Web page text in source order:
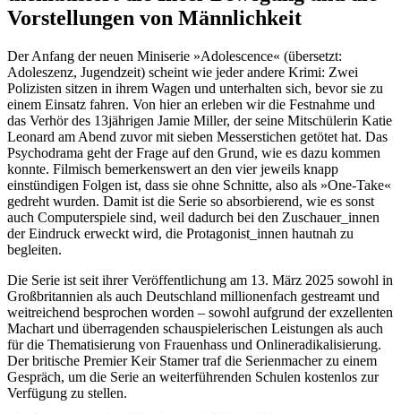
Vorstellungen von Männlichkeit
Der Anfang der neuen Miniserie »Adolescence« (übersetzt:
Adoleszenz, Jugendzeit) scheint wie jeder andere Krimi: Zwei
Polizisten sitzen in ihrem Wagen und unterhalten sich, bevor sie zu
einem Einsatz fahren. Von hier an erleben wir die Festnahme und
das Verhör des 13jährigen Jamie Miller, der seine Mitschülerin Katie
Leonard am Abend zuvor mit sieben Messerstichen getötet hat. Das
Psychodrama geht der Frage auf den Grund, wie es dazu kommen
konnte. Filmisch bemerkenswert an den vier jeweils knapp
einstündigen Folgen ist, dass sie ohne Schnitte, also als »One-Take«
gedreht wurden. Damit ist die Serie so absorbierend, wie es sonst
auch Computerspiele sind, weil dadurch bei den Zuschauer_innen
der Eindruck erweckt wird, die Protagonist_innen hautnah zu
begleiten.
Die Serie ist seit ihrer Veröffentlichung am 13. März 2025 sowohl in
Großbritannien als auch Deutschland millionenfach gestreamt und
weitreichend besprochen worden – sowohl aufgrund der exzellenten
Machart und überragenden schauspielerischen Leistungen als auch
für die Thematisierung von Frauenhass und Onlineradikalisierung.
Der britische Premier Keir Stamer traf die Serienmacher zu einem
Gespräch, um die Serie an weiterführenden Schulen kostenlos zur
Verfügung zu stellen.